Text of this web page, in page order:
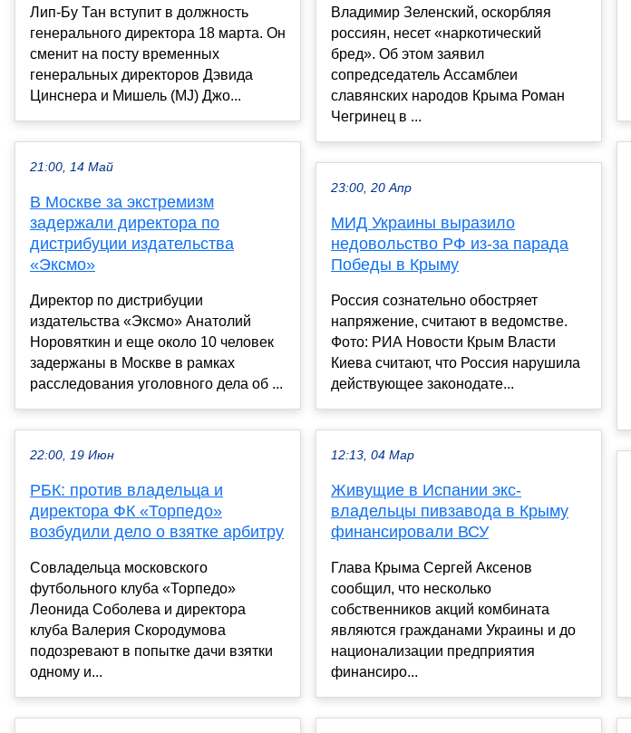
Лип-Бу Тан вступит в должность
генерального директора 18 марта. Он
сменит на посту временных
генеральных директоров Дэвида
Цинснера и Мишель (MJ) Джо...
21:00, 14 Май
В Москве за экстремизм
задержали директора по
дистрибуции издательства
«Эксмо»
Директор по дистрибуции
издательства «Эксмо» Анатолий
Норовяткин и еще около 10 человек
задержаны в Москве в рамках
расследования уголовного дела об ...
22:00, 19 Июн
РБК: против владельца и
директора ФК «Торпедо»
возбудили дело о взятке арбитру
Совладельца московского
футбольного клуба «Торпедо»
Леонида Соболева и директора
клуба Валерия Скородумова
подозревают в попытке дачи взятки
одному и...
Владимир Зеленский, оскорбляя
россиян, несет «наркотический
бред». Об этом заявил
сопредседатель Ассамблеи
славянских народов Крыма Роман
Чегринец в ...
23:00, 20 Апр
МИД Украины выразило
недовольство РФ из-за парада
Победы в Крыму
Россия сознательно обостряет
напряжение, считают в ведомстве.
Фото: РИА Новости Крым Власти
Киева считают, что Россия нарушила
действующее законодате...
12:13, 04 Мар
Живущие в Испании экс-
владельцы пивзавода в Крыму
финансировали ВСУ
Глава Крыма Сергей Аксенов
сообщил, что несколько
собственников акций комбината
являются гражданами Украины и до
национализации предприятия
финансиро...